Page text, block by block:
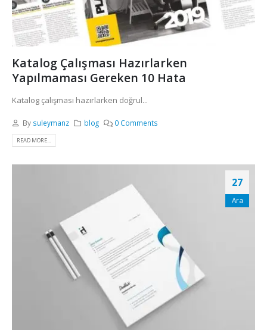
Katalog Çalışması Hazırlarken
Yapılmaması Gereken 10 Hata
Katalog çalışması hazırlarken doğrul...
By suleymanz blog 0 Comments
READ MORE...
27
Ara